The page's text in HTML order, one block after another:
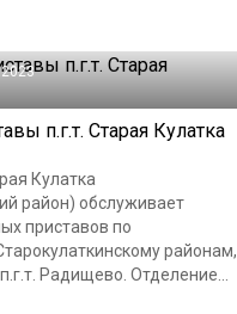
п.г.т. Старая Кулатка
Кулатка
район) обслуживает
приставов по
районам,
Радищево. Отделение...